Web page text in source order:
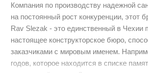
Компания по производству надежной
на постоянный рост конкуренции, этот
Rav Slezak - это единственный в Чехии
настоящее конструкторское бюро,
заказчиками с мировым именем.
годов, которое находится в списке